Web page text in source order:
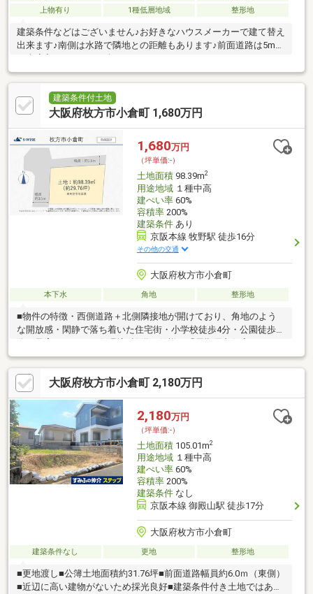
上物有り
1種低層地域 整形地
建築条件などはございません♪お好きなハウスメーカーで建て替え
出来ます♪南側は水路で隣地との距離もあります♪前面道路は5mあ
り車庫入れのしやすい幅です♪
建築条件付土地
大阪府枚方市小倉町 1,680万円
1,680万円
（坪単価:-）
土地面積98.39m2
用途地域１種中高
建ぺい率60%
容積率200%
建築条件あり
京阪本線 牧野駅 徒歩16分
その他の交通
大阪府枚方市小倉町
本下水 角地 整形地
■物件の特徴・西側道路＋北側隣接地が開けており、角地のよう
な開放感・閑静で落ち着いた住宅街・小学校徒歩4分・公園徒歩7
分で子育てしやすい住環境■設備・仕様・「長期優良住宅（GX
ZEH住宅対応）」をコスパ良く建築・耐震等級３×制震ダンパー・
断熱等級６×高気密・火災に強い省令準耐火構造・省エネなオール
電化×太陽光発電・感震ブレーカー×避雷器で停電時も安心■周辺
環境・スーパーサンコー牧野店：徒歩16分・ローソン：徒歩12
分・小倉小学校：徒歩4分・第一中学校：徒歩13分＼牧野に「黄
金野モデルハウス」ございます！見学予約受付中／
大阪府枚方市小倉町 2,180万円
2,180万円
（坪単価:-）
土地面積105.01m2
用途地域１種中高
建ぺい率60%
容積率200%
建築条件なし
京阪本線 御殿山駅 徒歩17分
大阪府枚方市小倉町
建築条件なし 更地 整形地
■更地渡し■公簿土地面積約31.76坪■前面道路幅員約6.0ｍ（東側）
■近辺に高い建物がないため採光良好■建築条件付き土地ではあり